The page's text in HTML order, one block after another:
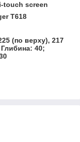
touch screen
T618
(по верху), 217
40;